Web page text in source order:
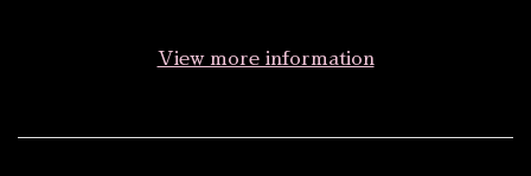
View more information